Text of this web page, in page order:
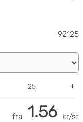
92125
+
fra 1.56 kr/st